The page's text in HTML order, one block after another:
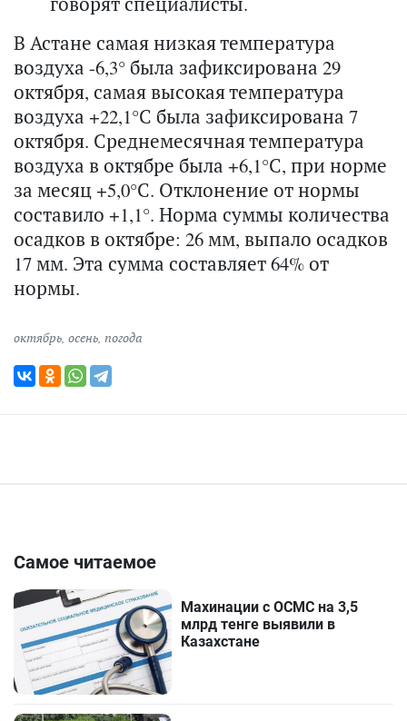
В Астане самая низкая температура
воздуха -6,3° была зафиксирована 29
октября, самая высокая температура
воздуха +22,1°С была зафиксирована 7
октября. Среднемесячная температура
воздуха в октябре была +6,1°С, при норме
за месяц +5,0°С. Отклонение от нормы
составило +1,1°. Норма суммы количества
осадков в октябре: 26 мм, выпало осадков
17 мм. Эта сумма составляет 64% от
нормы.
октябрь осень погода
Самое читаемое
Махинации с ОСМС на 3,5
млрд тенге выявили в
Казахстане